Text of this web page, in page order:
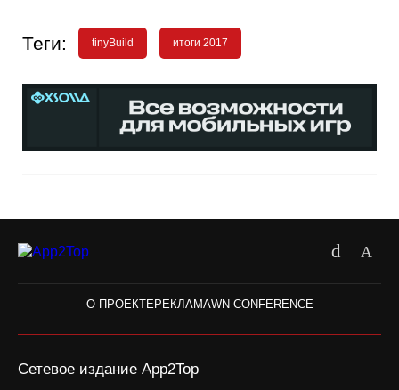
Теги: tinyBuild итоги 2017
О ПРОЕКТЕРЕКЛАМАWN CONFERENCE
Сетевое издание App2Top